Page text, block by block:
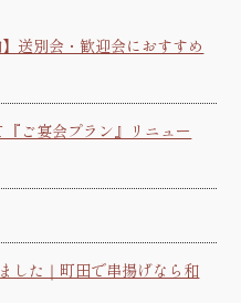
送別会・歓迎会におすすめ
ご宴会プラン』リニュー
した｜町田で串揚げなら和